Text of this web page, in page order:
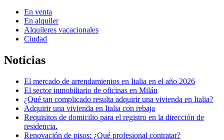
En venta
En alquiler
Alquileres vacacionales
Ciudad
Noticias
El mercado de arrendamientos en Italia en el año 2026
El sector inmobiliario de oficinas en Milán
¿Qué tan complicado resulta adquirir una vivienda en Italia?
Adquirir una vivienda en Italia con rebaja
Requisitos de domicilio para el registro en la dirección de
residencia.
Renovación de pisos: ¿Qué profesional contratar?